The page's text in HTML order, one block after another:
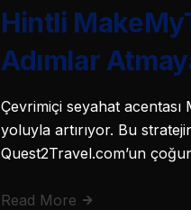
Hintli
Adımlar
Çevrimiçi seyahat
yoluyla artırıyor. Bu
Quest2Travel.com’un
Read More